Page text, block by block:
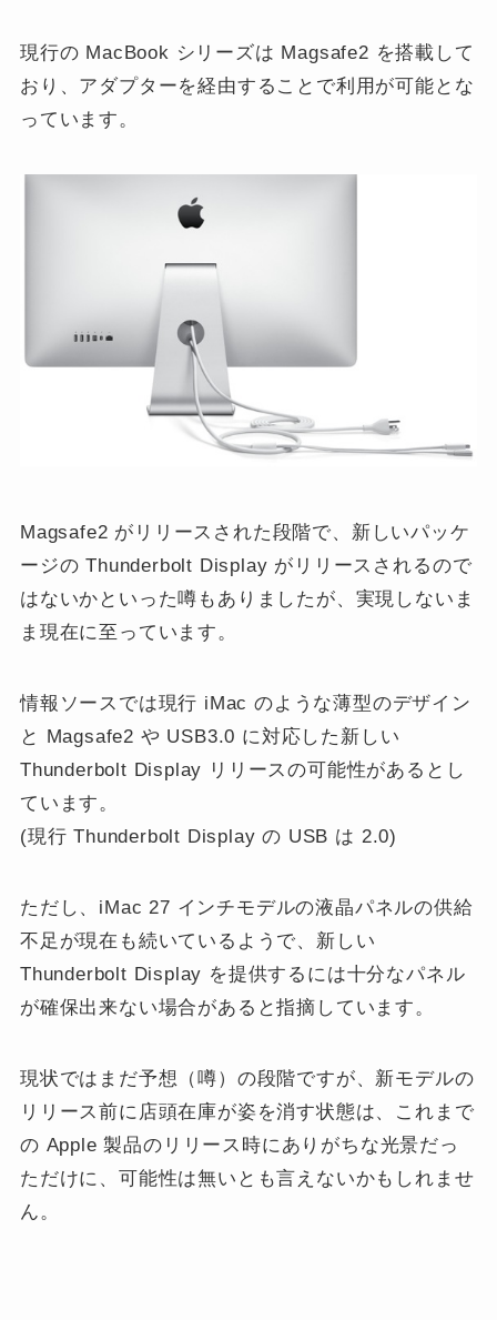
現行の MacBook シリーズは Magsafe2 を搭載して
おり、アダプターを経由することで利用が可能とな
っています。
Magsafe2 がリリースされた段階で、新しいパッケ
ージの Thunderbolt Display がリリースされるので
はないかといった噂もありましたが、実現しないま
ま現在に至っています。
情報ソースでは現行 iMac のような薄型のデザイン
と Magsafe2 や USB3.0 に対応した新しい
Thunderbolt Display リリースの可能性があるとし
ています。
(現行 Thunderbolt Display の USB は 2.0)
ただし、iMac 27 インチモデルの液晶パネルの供給
不足が現在も続いているようで、新しい
Thunderbolt Display を提供するには十分なパネル
が確保出来ない場合があると指摘しています。
現状ではまだ予想（噂）の段階ですが、新モデルの
リリース前に店頭在庫が姿を消す状態は、これまで
の Apple 製品のリリース時にありがちな光景だっ
ただけに、可能性は無いとも言えないかもしれませ
ん。